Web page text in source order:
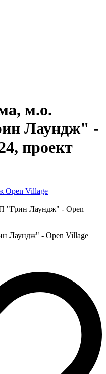
м.о.
Лаундж" -
проект
Open Village
Лаундж" - Open
Лаундж" - Open Village